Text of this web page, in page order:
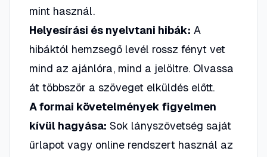
mint használ.
Helyesírási és nyelvtani hibák: A
hibáktól hemzsegő levél rossz fényt vet
mind az ajánlóra, mind a jelöltre. Olvassa
át többször a szöveget elküldés előtt.
A formai követelmények figyelmen
kívül hagyása: Sok lányszövetség saját
űrlapot vagy online rendszert használ az